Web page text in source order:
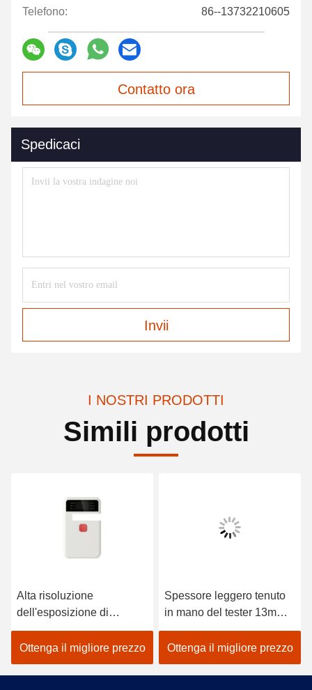
Telefono: 86--13732210605
Contatto ora
Spedicaci
Invii
I NOSTRI PRODOTTI
Simili prodotti
Alta risoluzione
dell'esposizione di
accuratezza della prova di
ripetibilità ±2% del tester
portatile della
trasmissione
Ottenga il migliore prezzo
Spessore leggero tenuto
in mano del tester 13mm
di trasmissione di Digital
Ottenga il migliore prezzo